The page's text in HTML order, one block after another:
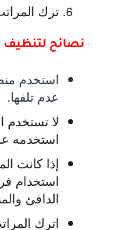
ترك
نصائح لتنظيف
استخدم
عدم تلفها.
لا تستخدم
استخدمه
إذا كانت
استخدام
الدافئ
اترك